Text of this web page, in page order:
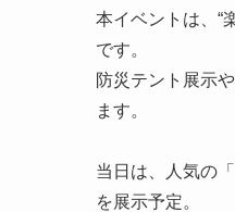
本イベントは、“
です。
防災テント展示
ます。
当日は、人気の
を展示予定。